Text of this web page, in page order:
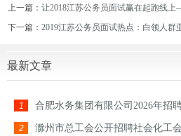
上一篇：让2018江苏公务员面试赢在起跑线
下一篇：2019江苏公务员面试热点：白领人群
最新文章
1 合肥水务集团有限公司2026年招
2 滁州市总工会公开招聘社会化工